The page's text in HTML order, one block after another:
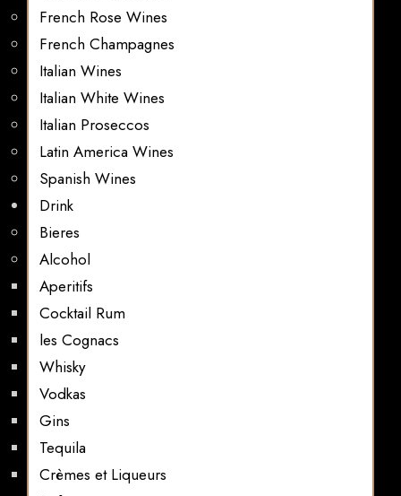
French Rose Wines
French Champagnes
Italian Wines
Italian White Wines
Italian Proseccos
Latin America Wines
Spanish Wines
Drink
Bieres
Alcohol
Aperitifs
Cocktail Rum
les Cognacs
Whisky
Vodkas
Gins
Tequila
Crèmes et Liqueurs